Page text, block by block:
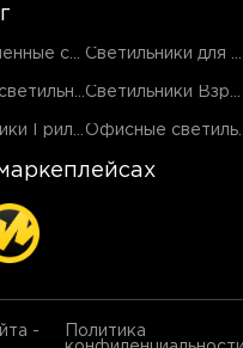
Промышленные светильники
-
Политика